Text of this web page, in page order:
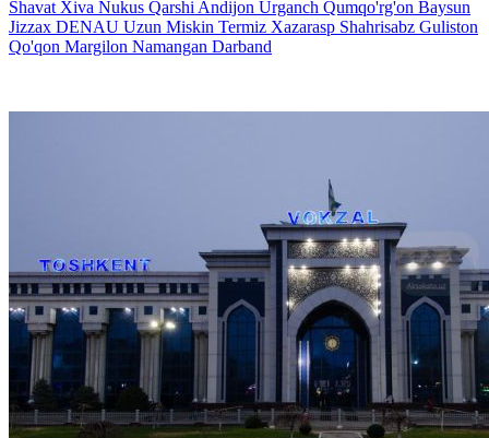
Shavat Xiva Nukus Qarshi Andijon Urganch Qumqo'rg'on Baysun
Jizzax DENAU Uzun Miskin Termiz Xazarasp Shahrisabz Guliston
Qo'qon Margilon Namangan Darband